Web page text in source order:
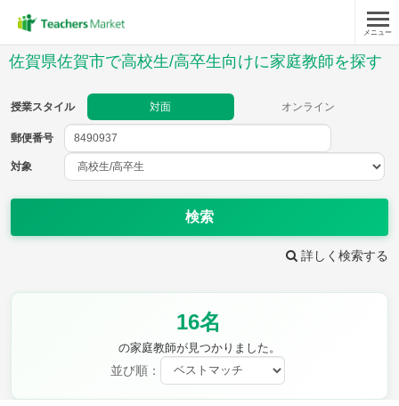
メニュー
佐賀県佐賀市で高校生/高卒生向けに家庭教師を探す
授業スタイル 対面 オンライン
郵便番号
対象
検索
詳しく検索する
16名
の家庭教師が見つかりました。
並び順：
郵便番号
教科
英語(リスニング)
数学A 数学B 数学C 現代文